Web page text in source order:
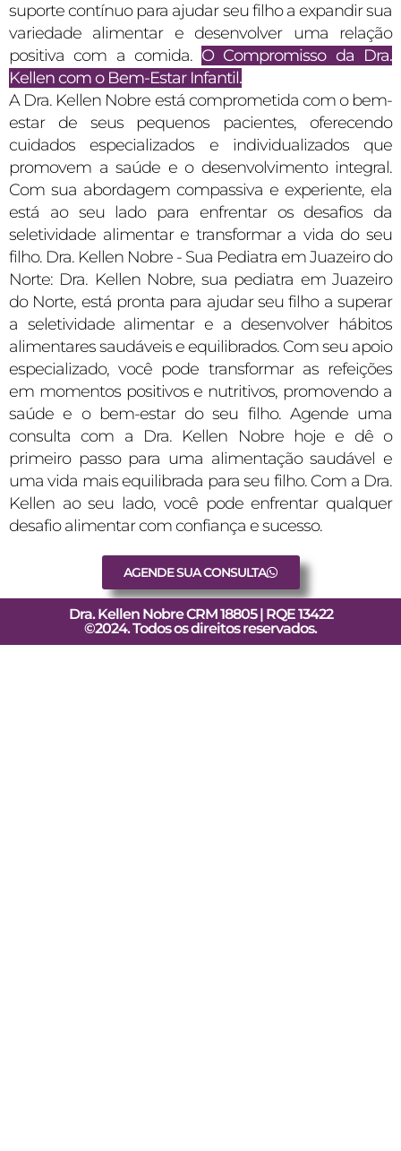
suporte contínuo para ajudar seu filho a expandir sua
variedade alimentar e desenvolver uma relação
positiva com a comida. O Compromisso da Dra.
Kellen com o Bem-Estar Infantil.
A Dra. Kellen Nobre está comprometida com o bem-
estar de seus pequenos pacientes, oferecendo
cuidados especializados e individualizados que
promovem a saúde e o desenvolvimento integral.
Com sua abordagem compassiva e experiente, ela
está ao seu lado para enfrentar os desafios da
seletividade alimentar e transformar a vida do seu
filho. Dra. Kellen Nobre - Sua Pediatra em Juazeiro do
Norte: Dra. Kellen Nobre, sua pediatra em Juazeiro
do Norte, está pronta para ajudar seu filho a superar
a seletividade alimentar e a desenvolver hábitos
alimentares saudáveis e equilibrados. Com seu apoio
especializado, você pode transformar as refeições
em momentos positivos e nutritivos, promovendo a
saúde e o bem-estar do seu filho. Agende uma
consulta com a Dra. Kellen Nobre hoje e dê o
primeiro passo para uma alimentação saudável e
uma vida mais equilibrada para seu filho. Com a Dra.
Kellen ao seu lado, você pode enfrentar qualquer
desafio alimentar com confiança e sucesso.
AGENDE SUA CONSULTA
Dra. Kellen Nobre CRM 18805 | RQE 13422
©2024. Todos os direitos reservados.